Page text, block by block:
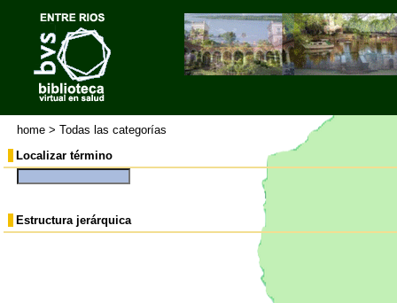
home> Todas las categorías
Localizar término
Estructura jerárquica